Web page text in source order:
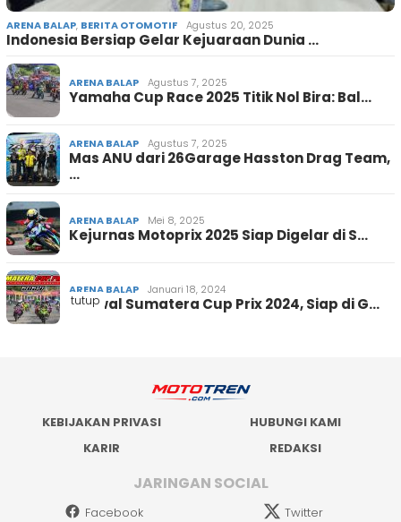
ARENA BALAP, BERITA OTOMOTIF Agustus 20, 2025
Indonesia Bersiap Gelar Kejuaraan Dunia …
ARENA BALAP Agustus 7, 2025
Yamaha Cup Race 2025 Titik Nol Bira: Bal…
ARENA BALAP Agustus 7, 2025
Mas ANU dari 26Garage Hasston Drag Team,
…
ARENA BALAP Mei 8, 2025
Kejurnas Motoprix 2025 Siap Digelar di S…
ARENA BALAP Januari 18, 2024
Jadwal Sumatera Cup Prix 2024, Siap di G…
KEBIJAKAN PRIVASI
HUBUNGI KAMI
KARIR
REDAKSI
JARINGAN SOCIAL
Facebook Twitter
tutup